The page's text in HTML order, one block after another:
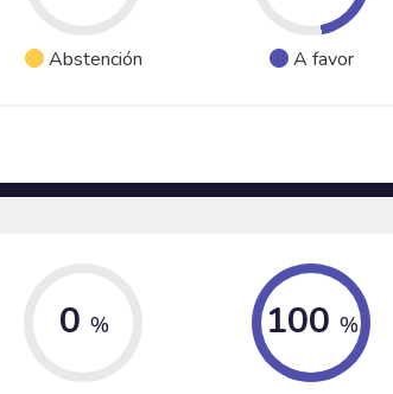
Abstención A favor
0 % 100 %